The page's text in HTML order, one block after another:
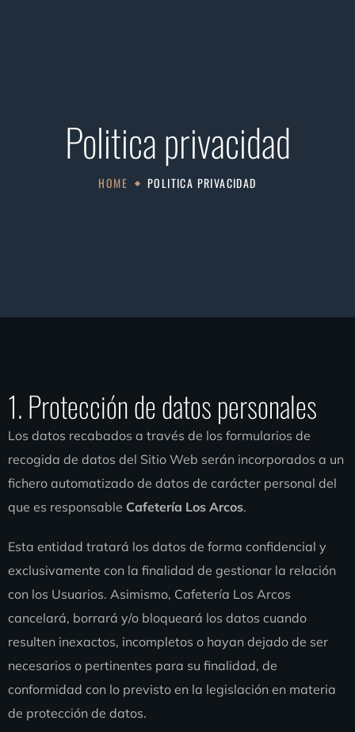
Politica privacidad
HOME POLITICA PRIVACIDAD
1. Protección de datos personales
Los datos recabados a través de los formularios de
recogida de datos del Sitio Web serán incorporados a un
fichero automatizado de datos de carácter personal del
que es responsable Cafetería Los Arcos.
Esta entidad tratará los datos de forma confidencial y
exclusivamente con la finalidad de gestionar la relación
con los Usuarios. Asimismo, Cafetería Los Arcos
cancelará, borrará y/o bloqueará los datos cuando
resulten inexactos, incompletos o hayan dejado de ser
necesarios o pertinentes para su finalidad, de
conformidad con lo previsto en la legislación en materia
de protección de datos.